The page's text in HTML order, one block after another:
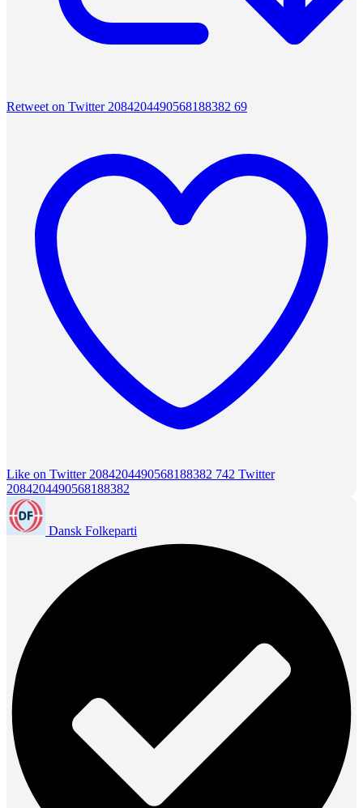
Retweet on Twitter 2084204490568188382 69
Like on Twitter 2084204490568188382 742 Twitter
2084204490568188382
Dansk Folkeparti